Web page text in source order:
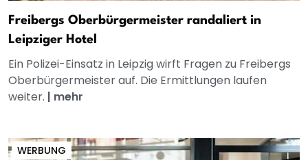
Freibergs Oberbürgermeister randaliert in
Leipziger Hotel
Ein Polizei-Einsatz in Leipzig wirft Fragen zu Freibergs
Oberbürgermeister auf. Die Ermittlungen laufen
weiter. | mehr
WERBUNG